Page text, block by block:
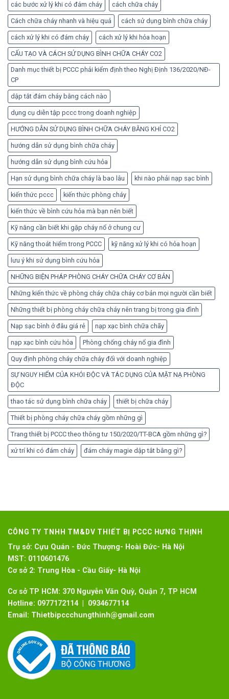
các bước xử lý khi có đám cháy cách chữa cháy
Cách chữa cháy nhanh và hiệu quả cách sử dụng bình chữa cháy
cách xử lý khi có đám cháy cách xử lý khi hỏa hoạn
CẤU TẠO VÀ CÁCH SỬ DỤNG BÌNH CHỮA CHÁY CO2
Danh mục thiết bị PCCC phải kiểm định theo Nghị Định 136/2020/NĐ-
CP
dập tắt đám cháy bằng cách nào
dụng cụ diễn tập pccc trong doanh nghiệp
HƯỚNG DẪN SỬ DỤNG BÌNH CHỮA CHÁY BẰNG KHÍ CO2
hướng dẫn sử dụng bình chữa cháy
hướng dẫn sử dụng bình cứu hỏa
Hạn sử dụng bình chữa cháy là bao lâu khi nào phải nạp sạc bình
kiến thức pccc kiến thức phòng cháy
kiến thức về bình cứu hỏa mà bạn nên biết
Kỹ năng cần biết khi gặp cháy nổ ở chung cư
Kỹ năng thoát hiểm trong PCCC kỹ năng xử lý khi có hỏa hoạn
lưu ý khi sử dụng bình cứu hỏa
NHỮNG BIỆN PHÁP PHÒNG CHÁY CHỮA CHÁY CƠ BẢN
Những kiến thức về phòng cháy chữa cháy cơ bản mọi người cần biết
Những thiết bị phòng cháy chữa cháy nên trang bị trong gia đình
Nạp sạc bình ở đâu giá rẻ nạp xạc bình chữa chãy
nạp xạc bình cứu hỏa Phòng chống cháy nổ gia đình
Quy định phòng cháy chữa cháy đối với doanh nghiệp
SỰ NGUY HIỂM CỦA KHÓI ĐỘC VÀ TÁC DỤNG CỦA MẶT NẠ PHÒNG
ĐỘC
thao tác sử dụng bình chữa cháy thiết bị chữa cháy
Thiết bị phòng cháy chữa cháy gồm những gì
Trang thiết bị PCCC theo thông tư 150/2020/TT-BCA gồm những gì?
xử trí khi có đám cháy đám cháy magie dập tắt bằng gì?
CÔNG TY TNHH TM&DV THIẾT BỊ PCCC HƯNG THỊNH
Trụ sở: Cựu Quán - Đức Thượng- Hoài Đức- Hà Nội
MST: 0110601476
Cơ sở 2: Trung Hòa - Cầu Giấy- Hà Nội
Cơ sở TP HCM: 370 Nguyễn Văn Quỳ, Quận 7, TP HCM
Hotline: 0977172114 | 0934677114
Email: Thietbipccchungthinh@gmail.com